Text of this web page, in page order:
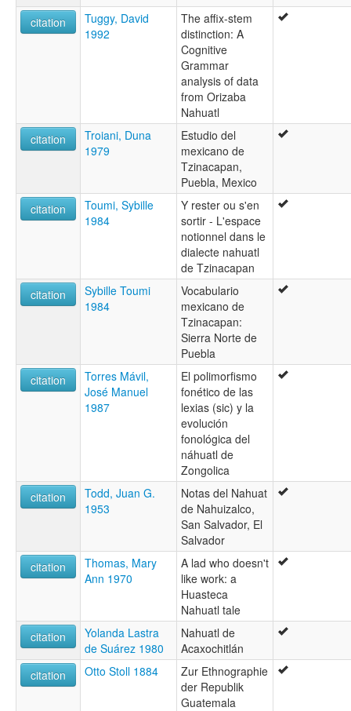
citation
Tuggy, David
1992
The affix-stem
distinction: A
Cognitive
Grammar
analysis of data
from Orizaba
Nahuatl
citation
Troiani, Duna
1979
Estudio del
mexicano de
Tzinacapan,
Puebla, Mexico
citation
Toumi, Sybille
1984
Y rester ou s'en
sortir - L'espace
notionnel dans le
dialecte nahuatl
de Tzinacapan
citation
Sybille Toumi
1984
Vocabulario
mexicano de
Tzinacapan:
Sierra Norte de
Puebla
citation
Torres Mávil,
José Manuel
1987
El polimorfismo
fonético de las
lexias (sic) y la
evolución
fonológica del
náhuatl de
Zongolica
citation
Todd, Juan G.
1953
Notas del Nahuat
de Nahuizalco,
San Salvador, El
Salvador
citation
Thomas, Mary
Ann 1970
A lad who doesn't
like work: a
Huasteca
Nahuatl tale
citation
Yolanda Lastra
de Suárez 1980
Nahuatl de
Acaxochitlán
citation
Otto Stoll 1884
Zur Ethnographie
der Republik
Guatemala